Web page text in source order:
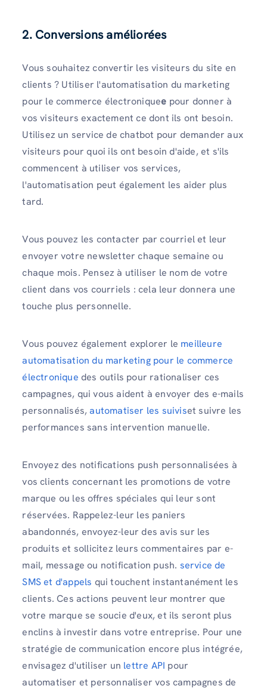
2. Conversions améliorées
Vous souhaitez convertir les visiteurs du site en
clients ? Utiliser l'automatisation du marketing
pour le commerce électroniquee pour donner à
vos visiteurs exactement ce dont ils ont besoin.
Utilisez un service de chatbot pour demander aux
visiteurs pour quoi ils ont besoin d'aide, et s'ils
commencent à utiliser vos services,
l'automatisation peut également les aider plus
tard.
Vous pouvez les contacter par courriel et leur
envoyer votre newsletter chaque semaine ou
chaque mois. Pensez à utiliser le nom de votre
client dans vos courriels : cela leur donnera une
touche plus personnelle.
Vous pouvez également explorer le meilleure
automatisation du marketing pour le commerce
électronique des outils pour rationaliser ces
campagnes, qui vous aident à envoyer des e-mails
personnalisés,automatiser les suiviset suivre les
performances sans intervention manuelle.
Envoyez des notifications push personnalisées à
vos clients concernant les promotions de votre
marque ou les offres spéciales qui leur sont
réservées. Rappelez-leur les paniers
abandonnés, envoyez-leur des avis sur les
produits et sollicitez leurs commentaires par e-
mail, message ou notification push. service de
SMS et d'appels qui touchent instantanément les
clients. Ces actions peuvent leur montrer que
votre marque se soucie d'eux, et ils seront plus
enclins à investir dans votre entreprise. Pour une
stratégie de communication encore plus intégrée,
envisagez d'utiliser un lettre API pour
automatiser et personnaliser vos campagnes de